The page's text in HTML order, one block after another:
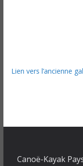
Lien vers l’ancienne
Canoë-Kayak